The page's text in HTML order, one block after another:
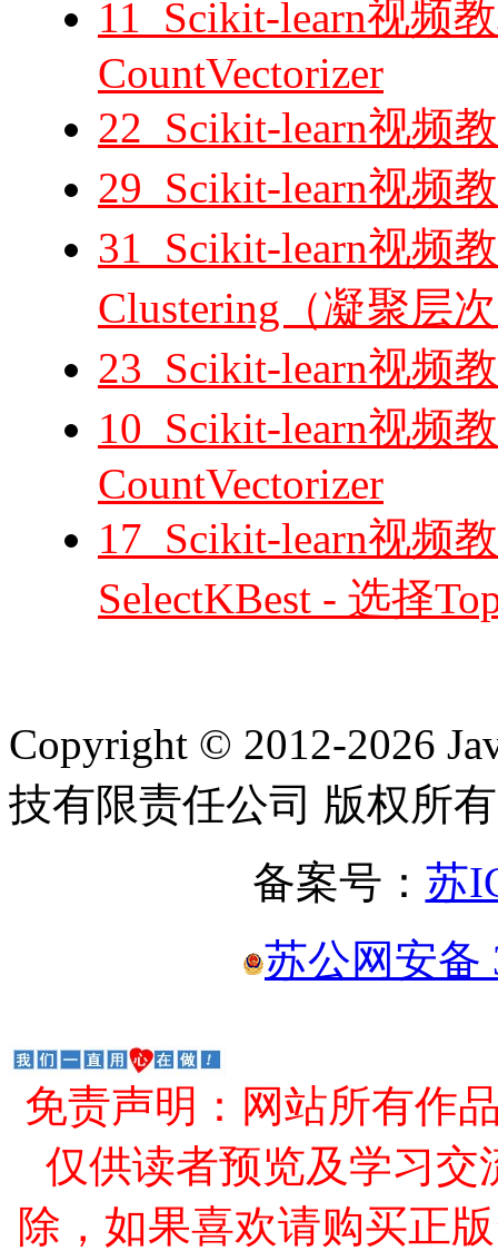
11_Scikit-learn视频
CountVectorizer
22_Scikit-learn视频
29_Scikit-learn视频
31_Scikit-learn视频
Clustering（凝聚层
23_Scikit-learn视频
10_Scikit-learn视频
CountVectorizer
17_Scikit-learn视频
SelectKBest - 选择
Copyright © 2012-2026
技有限责任公司 版权所有
备案号： 苏
苏公网安备
免责声明：网站所有作
仅供读者预览及学习交
除，如果喜欢请购买正